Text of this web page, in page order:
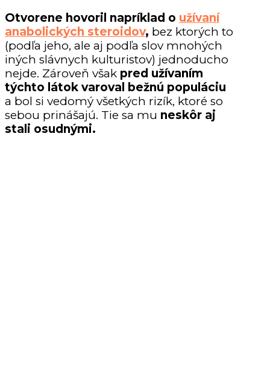
Otvorene hovoril napríklad o užívaní
anabolických steroidov, bez ktorých to
(podľa jeho, ale aj podľa slov mnohých
iných slávnych kulturistov) jednoducho
nejde. Zároveň však pred užívaním
týchto látok varoval bežnú populáciu
a bol si vedomý všetkých rizík, ktoré so
sebou prinášajú. Tie sa mu neskôr aj
stali osudnými.